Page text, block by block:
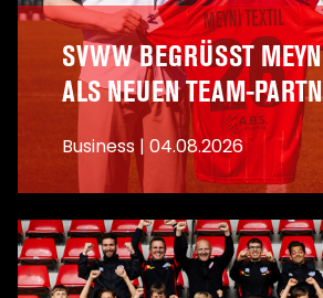
SVWW BEGRÜSST MEYNI
LS NEUEN TEAM-
Business | 04.08.2026